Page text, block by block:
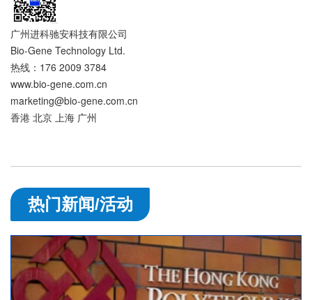
广州进科驰安科技有限公司
Bio-Gene Technology Ltd.
热线：176 2009 3784
www.bio-gene.com.cn
marketing@bio-gene.com.cn
香港 北京 上海 广州
热门新闻/活动